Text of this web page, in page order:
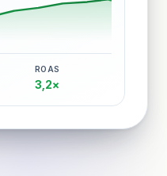
ROAS
3,2×